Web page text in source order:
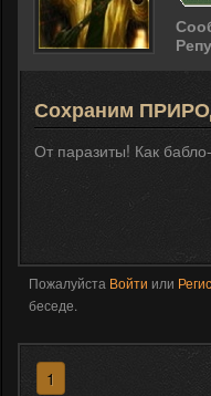
Сохраним
От паразиты! Как
Пожалуйста Войти или
беседе.
1